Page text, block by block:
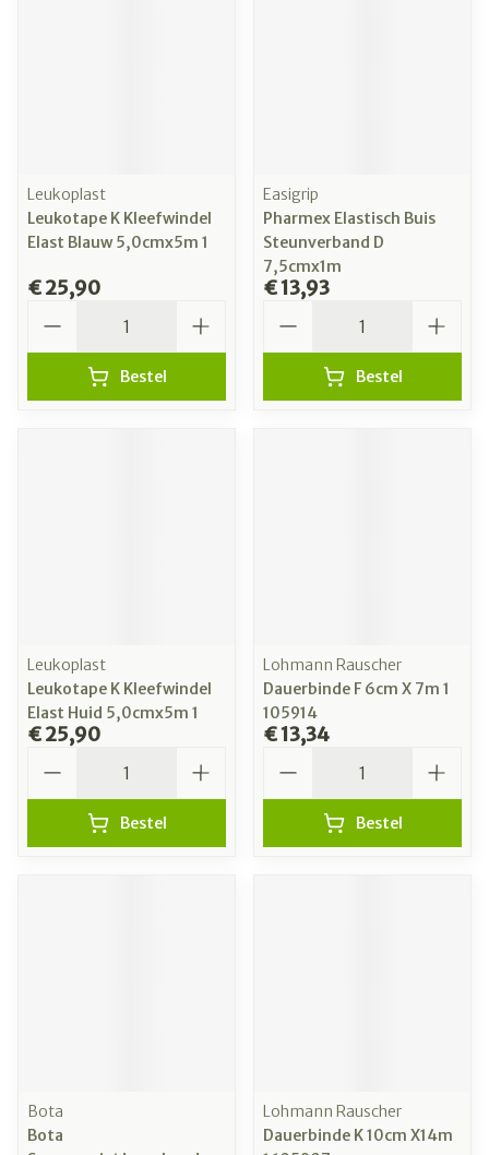
Leukoplast
Leukotape K Kleefwindel
Elast Blauw 5,0cmx5m 1
€ 25,90
Bestel
Easigrip
Pharmex Elastisch Buis
Steunverband D
7,5cmx1m
€ 13,93
Bestel
Leukoplast
Leukotape K Kleefwindel
Elast Huid 5,0cmx5m 1
€ 25,90
Bestel
Lohmann Rauscher
Dauerbinde F 6cm X 7m 1
105914
€ 13,34
Bestel
Bota
Bota
Lohmann Rauscher
Dauerbinde K 10cm X14m